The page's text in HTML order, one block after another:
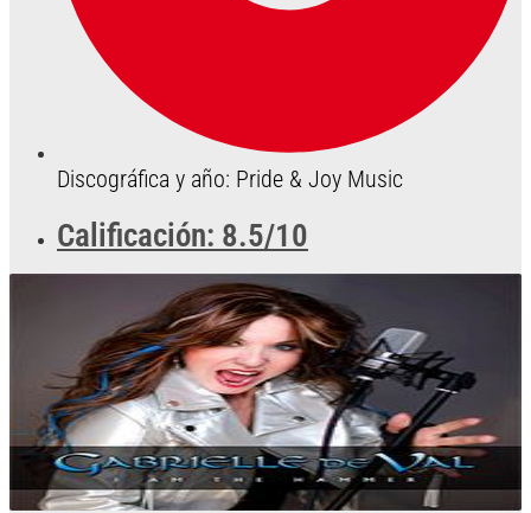
Discográfica y año: Pride & Joy Music
Calificación: 8.5/10